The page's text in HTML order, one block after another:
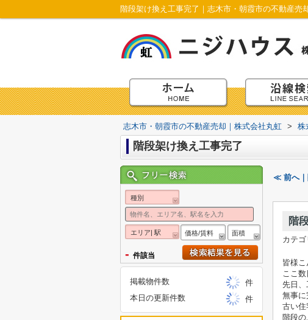
階段架け換え工事完了｜志木市・朝霞市の不動産売
志木市・朝霞市の不動産売却｜株式会社丸虹 > 株
階段架け換え工事完了
≪ 前へ｜
階
カテゴ
皆様こ
ここ
先日、
無事に
古い住
階段の
種別
エリア| 駅 価格/賃料 面積
- 件該当
掲載物件数
件
本日の更新件数
件